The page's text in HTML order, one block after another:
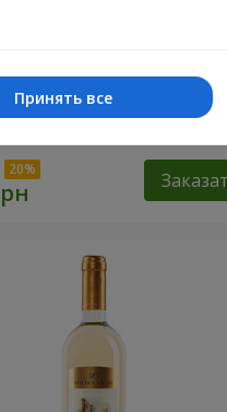
корзина "Амур"
Принять все